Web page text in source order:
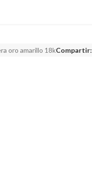
oro amarillo 18kCompartir: